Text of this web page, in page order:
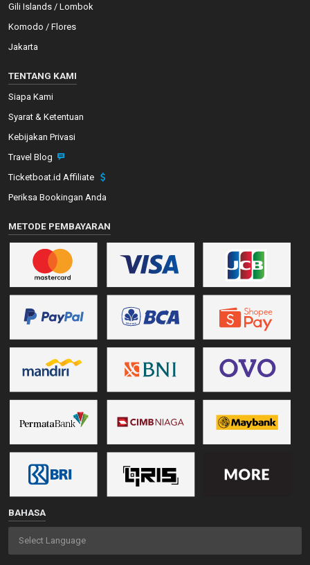
Gili Islands / Lombok
Komodo / Flores
Jakarta
TENTANG KAMI
Siapa Kami
Syarat & Ketentuan
Kebijakan Privasi
Travel Blog
Ticketboat.id Affiliate
Periksa Bookingan Anda
METODE PEMBAYARAN
BAHASA